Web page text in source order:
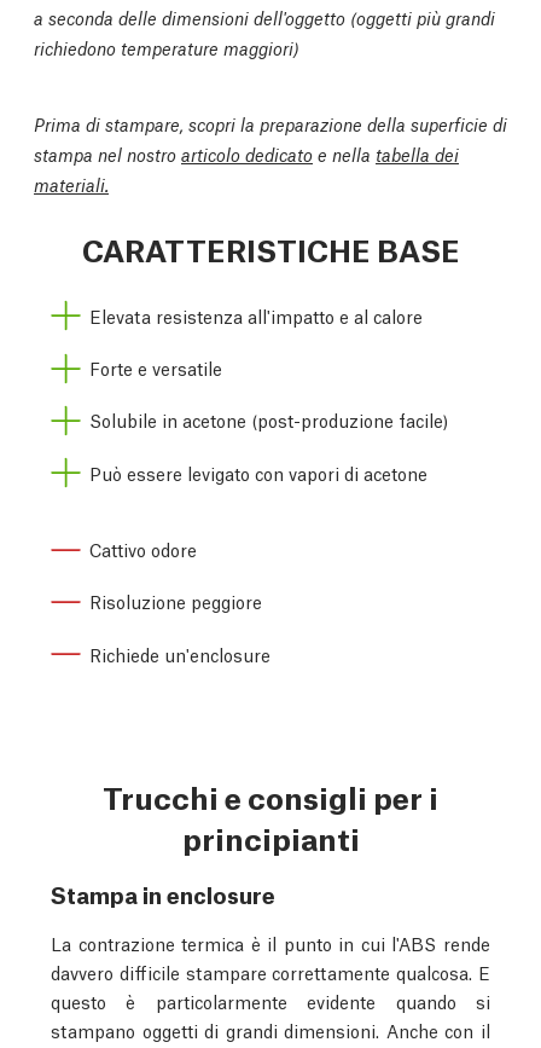
a seconda delle dimensioni dell'oggetto (oggetti più grandi
richiedono temperature maggiori)
Prima di stampare, scopri la preparazione della superficie di
stampa nel nostro articolo dedicato e nella tabella dei
materiali.
CARATTERISTICHE BASE
Elevata resistenza all'impatto e al calore
Forte e versatile
Solubile in acetone (post-produzione facile)
Può essere levigato con vapori di acetone
Cattivo odore
Risoluzione peggiore
Richiede un'enclosure
Trucchi e consigli per i
principianti
Stampa in enclosure
La contrazione termica è il punto in cui l'ABS rende
davvero difficile stampare correttamente qualcosa. E
questo è particolarmente evidente quando si
stampano oggetti di grandi dimensioni. Anche con il